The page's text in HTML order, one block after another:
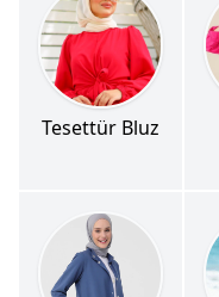
Tesettür Bluz